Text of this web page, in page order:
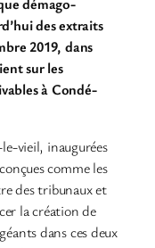
des extraits
2019, dans
sur les
à Condé-
vieil, inaugurées
comme les
des tribunaux et
la création de
dans ces deux